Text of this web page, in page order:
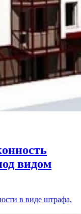
видом
в виде штрафа,